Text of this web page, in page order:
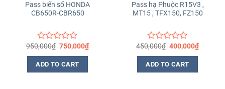
Pass biển số HONDA
CB650R-CBR650
Rated
0
out
of
950,000₫ 750,000₫
ADD TO CART
Pass hạ Phuộc R15V3 ,
MT15 , TFX150, FZ150
Rated
0
out
of
450,000₫ 400,000₫
ADD TO CART